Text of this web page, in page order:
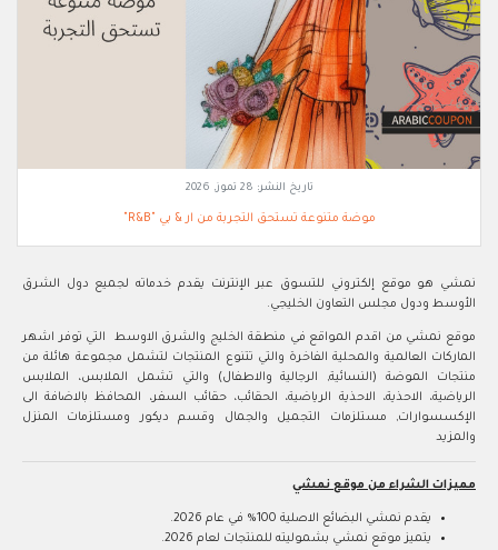
تاريخ النشر: 28 تموز, 2026
موضة متنوعة تستحق التجربة من ار & بي "R&B"
نمشي هو موقع إلكتروني للتسوق عبر الإنترنت يقدم خدماته لجميع دول الشرق
الأوسط ودول مجلس التعاون الخليجي.
موقع نمشي من اقدم المواقع في منطقة الخليج والشرق الاوسط التي توفر اشهر
الماركات العالمية والمحلية الفاخرة والتي تتنوع المنتجات لتشمل مجموعة هائلة من
منتجات الموضة (النسائية, الرجالية والاطفال) والتي تشمل الملابس، الملابس
الرياضية، الاحذية، الاحذية الرياضية، الحقائب، حقائب السفر، المحافظ بالاضافة الى
الإكسسوارات, مستلزمات التجميل والجمال وقسم ديكور ومستلزمات المنزل
والمزيد
مميزات الشراء من موقع نمشي
يقدم نمشي البضائع الاصلية 100% في عام 2026.
يتميز موقع نمشي بشموليته للمنتجات لعام 2026.